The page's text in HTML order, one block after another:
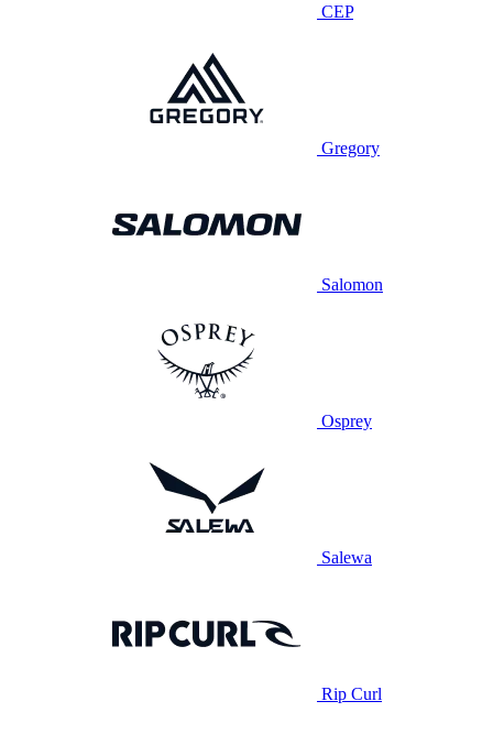
CEP
Gregory
Salomon
Osprey
Salewa
Rip Curl